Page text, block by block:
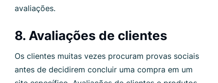
avaliações.
8. Avaliações de clientes
Os clientes muitas vezes procuram provas sociais
antes de decidirem concluir uma compra em um